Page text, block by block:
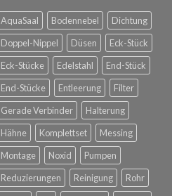
AquaSaal Bodennebel
Dichtung
Doppel-Nippel
Düsen
Eck-Stück
Eck-Stücke
Edelstahl
End-Stück
End-Stücke
Entleerung
Filter
Gerade Verbinder
Halterung
Hähne
Komplettset
Messing
Montage
Noxid
Pumpen
Reduzierungen
Reinigung
Rohr